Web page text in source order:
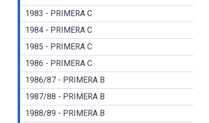
1983 - PRIMERA C
1984 - PRIMERA C
1985 - PRIMERA C
1986 - PRIMERA C
1986/87 - PRIMERA B
1987/88 - PRIMERA B
1988/89 - PRIMERA B